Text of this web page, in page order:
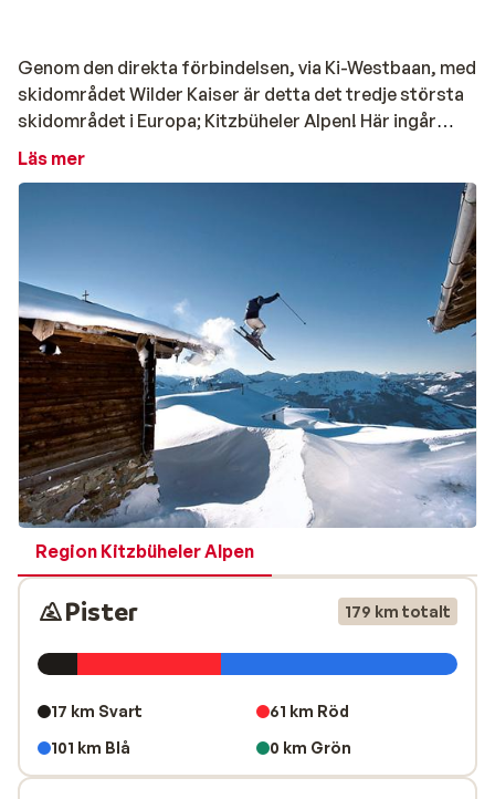
Genom den direkta förbindelsen, via Ki-Westbaan, med
skidområdet Wilder Kaiser är detta det tredje största
skidområdet i Europa; Kitzbüheler Alpen! Här ingår
skidområdet Wilder Kaiser-Brixental med ungefär 279
Westendorf. Ki-West tar dig de nästan 3 kilometerna på
endast 10 minuter och har en kapacitet på 1600
personer i timmen. Den cirka 4 kilometer långa
skidbacken som byggdes 2009 kan helt beläggas med
konstsnö. Bussar i skytteltrafik sörjer för en snabb
förbindning mellan dalstationen och gondolbanan Ki-
West, som ligger mellan Aschau och Kirchberg, och
Pengelsteinbahn i Kirchberg (ca. 1,5 km). Med liftkortet
Kitzbüheler Alpen All Star Card kan du också åka skidor
i områdena Alpachtal, Hochtal Wildschönau,
Schneewinkel, Saalbach-Hinterglemm-Leogang och
Zell am See-Kaprun. Dessa fem områden är inte
anslutna till varandra, men kan nås med kollektivtrafiken.
Kirchberg / Kitzbühel
Kirchberg tillsammans med Kitzbühel, Jochberg,
Läs mer
Region Kitzbüheler Alpen
Pister 179 km totalt
17 km Svart
61 km Röd
101 km Blå
0 km Grön